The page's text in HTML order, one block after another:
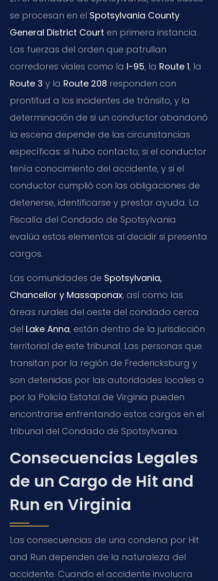
se procesan en el Spotsylvania County
General District Court en primera instancia.
Las fuerzas del orden que patrullan
corredores viales como la I-95, la Route 1, la
Route 3 y la Route 208 responden con
prontitud a los incidentes de tránsito, y la
determinación de si un conductor abandonó
la escena depende de las circunstancias
específicas: si hubo contacto, si el conductor
tenía conocimiento del accidente, y si el
conductor cumplió con las obligaciones de
detenerse, identificarse y prestar ayuda. La
Fiscalía del Condado de Spotsylvania
evalúa estos elementos al decidir si presenta
cargos.
Las comunidades de Spotsylvania,
Chancellor y Massaponax, así como las
áreas rurales del oeste del condado cerca
del Lake Anna, están dentro de la jurisdicción
territorial de este tribunal. Las personas que
transitan por la región de Fredericksburg y
son detenidas por las autoridades locales o
por la Policía Estatal de Virginia pueden
encontrarse enfrentando estos cargos en el
tribunal del Condado de Spotsylvania.
Consecuencias Legales
de un Cargo de Hit and
Run en Virginia
Las consecuencias de una condena por Hit
and Run dependen de la naturaleza del
accidente. Cuando el accidente involucra